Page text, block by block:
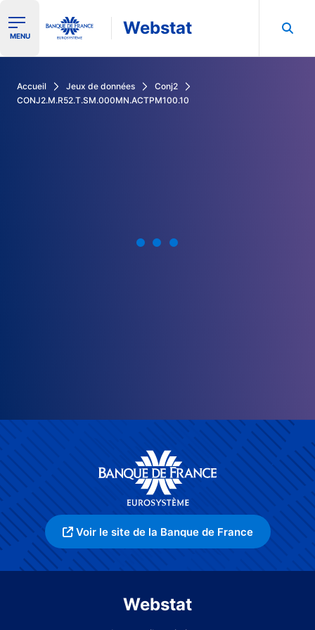
Ouvrir le menu de navigation
MENU Webstat
Accueil Jeux de données
Conj2
CONJ2.M.R52.T.SM.000MN.ACTPM100.10
Voir le site de la Banque de France
Webstat